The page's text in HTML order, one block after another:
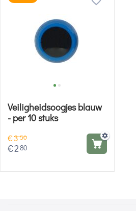
Veiligheidsoogjes blauw
- per 10 stuks
€350
€280